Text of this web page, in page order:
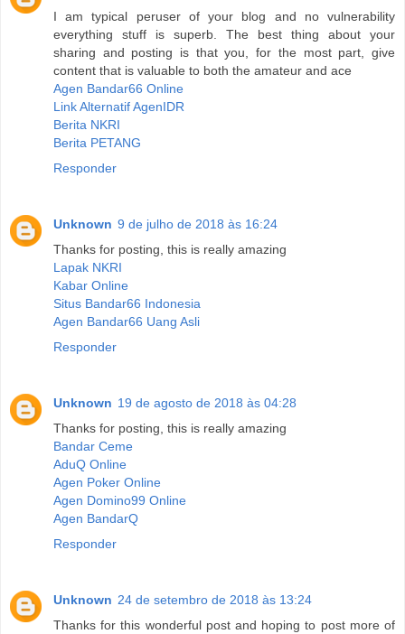
I am typical peruser of your blog and no vulnerability
everything stuff is superb. The best thing about your
sharing and posting is that you, for the most part, give
content that is valuable to both the amateur and ace
Agen Bandar66 Online
Link Alternatif AgenIDR
Berita NKRI
Berita PETANG
Responder
Unknown 9 de julho de 2018 às 16:24
Thanks for posting, this is really amazing
Lapak NKRI
Kabar Online
Situs Bandar66 Indonesia
Agen Bandar66 Uang Asli
Responder
Unknown 19 de agosto de 2018 às 04:28
Thanks for posting, this is really amazing
Bandar Ceme
AduQ Online
Agen Poker Online
Agen Domino99 Online
Agen BandarQ
Responder
Unknown 24 de setembro de 2018 às 13:24
Thanks for this wonderful post and hoping to post more of